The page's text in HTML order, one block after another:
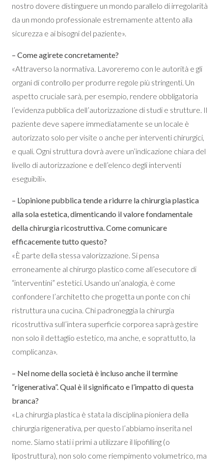
nostro dovere distinguere un mondo parallelo di irregolarità
da un mondo professionale estremamente attento alla
sicurezza e ai bisogni del paziente».
– Come agirete concretamente?
«Attraverso la normativa. Lavoreremo con le autorità e gli
organi di controllo per produrre regole più stringenti. Un
aspetto cruciale sarà, per esempio, rendere obbligatoria
l’evidenza pubblica dell’autorizzazione di studi e strutture. Il
paziente deve sapere immediatamente se un locale è
autorizzato solo per visite o anche per interventi chirurgici,
e quali. Ogni struttura dovrà avere un’indicazione chiara del
livello di autorizzazione e dell’elenco degli interventi
eseguibili».
– L’opinione pubblica tende a ridurre la chirurgia plastica
alla sola estetica, dimenticando il valore fondamentale
della chirurgia ricostruttiva. Come comunicare
efficacemente tutto questo?
«È parte della stessa valorizzazione. Si pensa
erroneamente al chirurgo plastico come all’esecutore di
“interventini” estetici. Usando un’analogia, è come
confondere l’architetto che progetta un ponte con chi
ristruttura una cucina. Chi padroneggia la chirurgia
ricostruttiva sull’intera superficie corporea saprà gestire
non solo il dettaglio estetico, ma anche, e soprattutto, la
complicanza».
– Nel nome della società è incluso anche il termine
“rigenerativa”. Qual è il significato e l’impatto di questa
branca?
«La chirurgia plastica è stata la disciplina pioniera della
chirurgia rigenerativa, per questo l’abbiamo inserita nel
nome. Siamo stati i primi a utilizzare il lipofilling (o
lipostruttura), non solo come riempimento volumetrico, ma